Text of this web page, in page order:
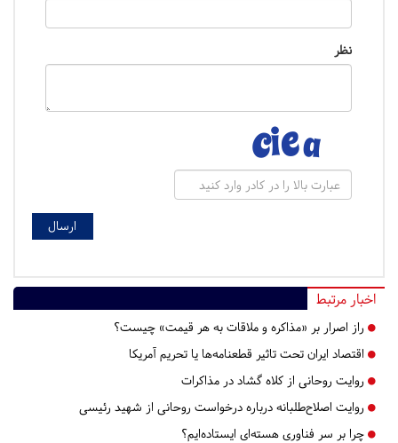
نظر
اخبار مرتبط
راز اصرار بر «مذاکره و ملاقات به هر قیمت» چیست؟
اقتصاد ایران تحت تاثیر قطعنامه‌ها یا تحریم‌ آمریکا
روایت روحانی از کلاه گشاد در مذاکرات
روایت اصلاح‌طلبانه درباره درخواست روحانی از شهید رئیسی
چرا بر سر فناوری هسته‌ای ایستاده‌ایم؟